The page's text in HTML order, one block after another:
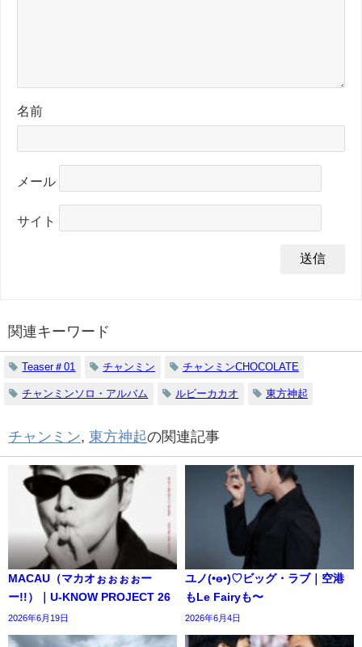
名前
メール
サイト
関連キーワード
Teaser＃01 チャンミン チャンミンCHOCOLATE
チャンミンソロ・アルバム ルビーカカオ 東方神起
チャンミン, 東方神起の関連記事
MACAU（マカオぉぉぉぉー
ー!!）｜U-KNOW PROJECT 26
2026年6月19日
ユノ(•ө•)♡ビッグ・ラブ｜空港
もLe Fairyも〜
2026年6月4日